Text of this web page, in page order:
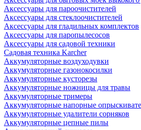
Аксессуары для пароочистителей
Аксессуары для стеклоочистителей
Аксессуары для гладильных комплектов
Аксессуары для паропылесосов
Аксессуары для садовой техники
Садовая техника Karcher
Аккумуляторные воздуходувки
Аккумуляторные газонокосилки
Аккумуляторные кусторезы
Аккумуляторные ножницы для травы
Аккумуляторные тримеры
Аккумуляторные напорные
Аккумуляторные удалители сорняков
Аккумуляторные цепные пилы